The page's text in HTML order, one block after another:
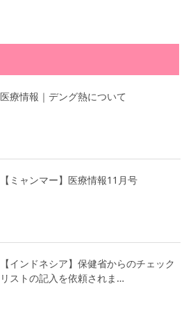
医療情報｜デング熱について
【ミャンマー】医療情報11月号
【インドネシア】保健省からのチェック
リストの記入を依頼されま…